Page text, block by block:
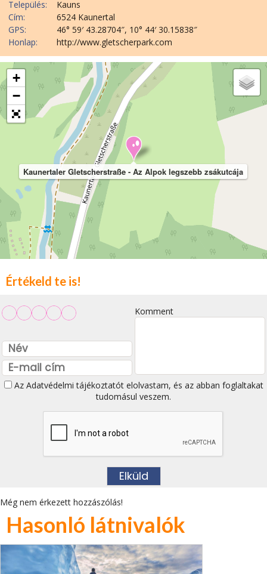
Település:
Kauns
Cím:
6524 Kaunertal
GPS:
46° 59′ 43.28704″, 10° 44′ 30.15838″
Honlap:
http://www.gletscherpark.com
Kaunertaler Gletscherstraße - Az Alpok legszebb zsákutcája
+
−
Értékeld te is!
Komment
Az Adatvédelmi tájékoztatótelolvastam, és az abban foglaltakat
tudomásul veszem.
Még nem érkezett hozzászólás!
Hasonló látnivalók